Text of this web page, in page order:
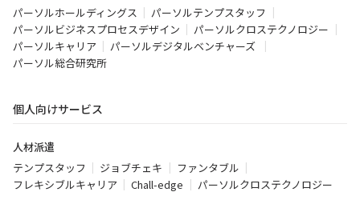
パーソルホールディングス
パーソルテンプスタッフ
パーソルビジネスプロセスデザイン
パーソルクロステクノロジー
パーソルキャリア
パーソルデジタルベンチャーズ
パーソル総合研究所
個人向けサービス
人材派遣
テンプスタッフ
ジョブチェキ
ファンタブル
フレキシブルキャリア
Chall-edge パーソルクロステクノロジー